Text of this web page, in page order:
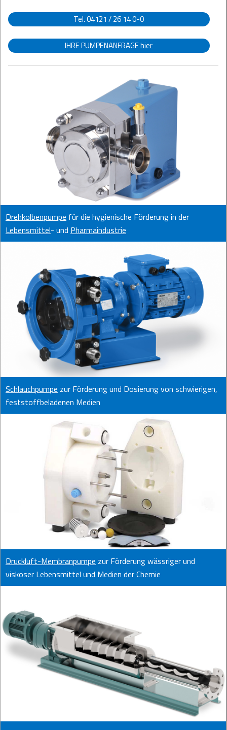
Tel. 04121 / 26 14 0-0
IHRE PUMPENANFRAGEhier
Drehkolbenpumpe für die hygienische Förderung in der
Lebensmittel- und Pharmaindustrie
Schlauchpumpe zur Förderung und Dosierung von schwierigen,
feststoffbeladenen Medien
Druckluft-Membranpumpe zur Förderung wässriger und
viskoser Lebensmittel und Medien der Chemie